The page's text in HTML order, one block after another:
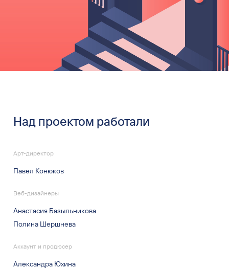
Над проектом работали
Арт-директор
Павел Конюков
Веб-дизайнеры
Анастасия Базыльникова
Полина Шершнева
Аккаунт и продюсер
Александра Юхина